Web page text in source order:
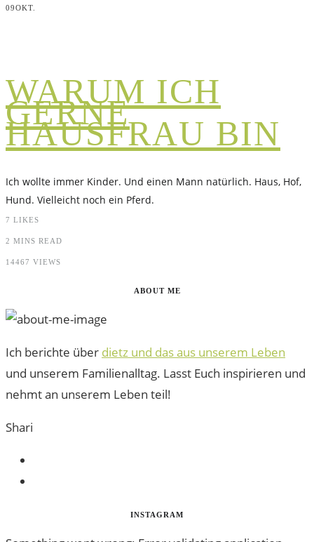
09OKT.
WARUM ICH
GERNE
HAUSFRAU BIN
Ich wollte immer Kinder. Und einen Mann natürlich. Haus, Hof,
Hund. Vielleicht noch ein Pferd.
7 LIKES
2 MINS READ
14467 VIEWS
ABOUT ME
Ich berichte über dietz und das aus unserem Leben
und unserem Familienalltag. Lasst Euch inspirieren und
nehmt an unserem Leben teil!
Shari
INSTAGRAM